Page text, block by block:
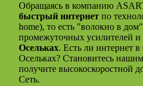
Обращаясь в компанию
быстрый интернет по
home), то есть "волокно в
промежуточных усилителей и
Осельках. Есть ли интернет
Осельках? Становитесь
получите высокоскоростной
Сеть.